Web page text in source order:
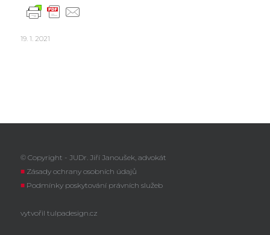
19. 1. 2021
© Copyright - JUDr. Jiří Janoušek, advokát
■ Zásady ochrany osobních údajů
■ Podmínky poskytování právních služeb
vytvořil tulpadesign.cz